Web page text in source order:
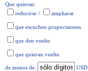
Que quieran:
reducirse / ampliarse
que escuchen propocisiones
que den vuelto
que quieran vuelto
de menos de: USD